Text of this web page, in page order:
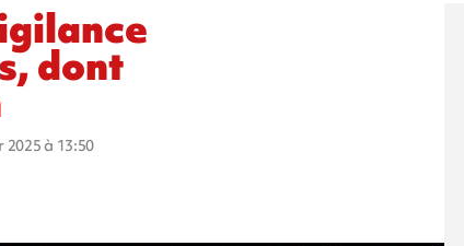
dont
2025 à 13:50